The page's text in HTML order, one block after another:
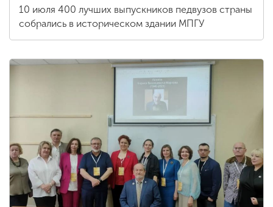
10 июля 400 лучших выпускников педвузов страны
собрались в историческом здании МПГУ